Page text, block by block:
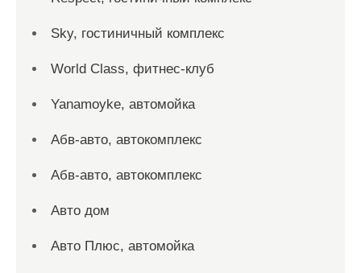
Sky, гостиничный комплекс
World Class, фитнес-клуб
Yanamoyke, автомойка
Абв-авто, автокомплекс
Абв-авто, автокомплекс
Авто дом
Авто Плюс, автомойка